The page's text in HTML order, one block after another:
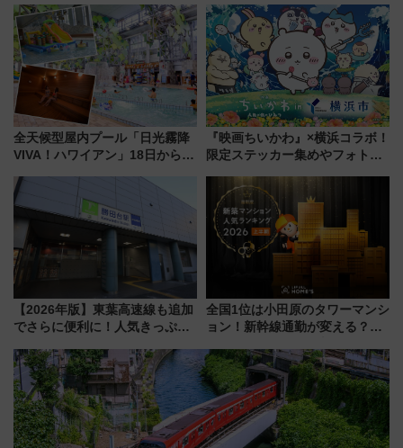
響
車、観覧スポット情報と周辺観
光まとめ（7/28開催）
全天候型屋内プール「日光霧降
VIVA！ハワイアン」18日から営
ァミリーから大人まで幅広い世
代が一日中楽しる夏のリゾート
を楽しんで
『映画ちいかわ』×横浜コラボ！
限定ステッカー集めやフォトス
いを満喫しよう（花火鑑賞会応
募は7/12まで！）
【2026年版】東葉高速線も追加
でさらに便利に！人気きっぷ
今年も発売 秋・早春に千葉県を
巡るなら使い勝手・コスパ抜群
全国1位は小田原のタワーマンシ
ョン！新幹線通勤が変える？
【新築マンション人気ランキン
グ】